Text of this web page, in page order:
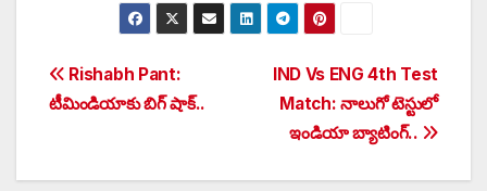
Post
navigation
IND Vs ENG 4th Test
Match: నాలుగో టెస్టులో
ఇండియా బ్యాటింగ్..
Rishabh Pant:
టీమిండియాకు బిగ్ షాక్..